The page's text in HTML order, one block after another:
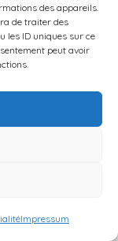
des appareils.
de traiter des
les ID uniques sur ce
peut avoir
Impressum
2025 ?
de choix